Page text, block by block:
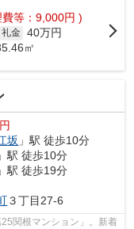
等：9,000円 )
礼金 40万円
㎡
坂 」駅 徒歩10分
」駅 徒歩10分
」駅 徒歩19分
３丁目27-6
関根マンション」。新着